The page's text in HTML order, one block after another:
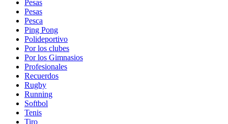
Pesas
Pesas
Pesca
Ping Pong
Polideportivo
Por los clubes
Por los Gimnasios
Profesionales
Recuerdos
Rugby
Running
Softbol
Tenis
Tiro